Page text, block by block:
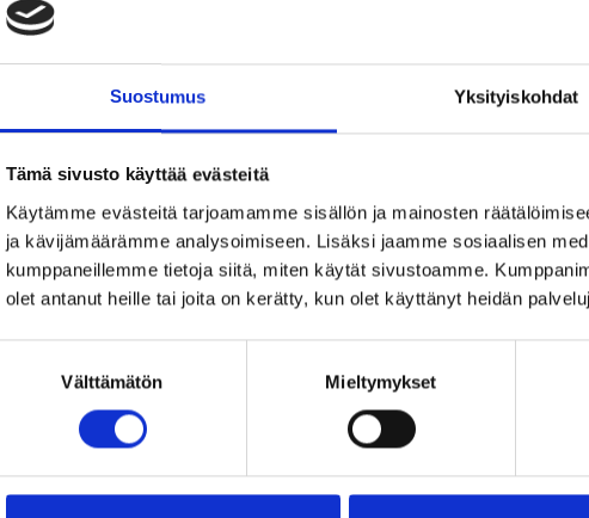
Suostumus Yksityiskohdat
Tämä sivusto käyttää evästeitä
Käytämme evästeitä tarjoamamme sisällön ja mainosten
ja kävijämäärämme analysoimiseen. Lisäksi jaamme sosiaalisen
kumppaneillemme tietoja siitä, miten käytät sivustoamme.
olet antanut heille tai joita on kerätty, kun olet käyttänyt heidän
Välttämätön Mieltymykset
kommentoidaksesi.
ETUSIVU (ENGLISH)